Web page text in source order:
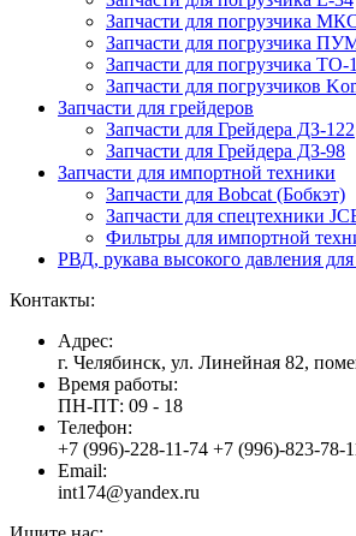
Запчасти для погрузчика
Запчасти для погрузчика
Запчасти для погрузчика ТО-
Запчасти для погрузчиков
Запчасти для грейдеров
Запчасти для Грейдера ДЗ-122
Запчасти для Грейдера ДЗ-98
Запчасти для импортной техники
Запчасти для Bobcat (Бобкэт)
Запчасти для спецтехники
Фильтры для импортной
РВД, рукава высокого давления
Контакты:
Адрес:
г. Челябинск, ул. Линейная 82,
Время работы:
ПН-ПТ: 09 - 18
Телефон:
+7 (996)-228-11-74 +7 (996)-823-78-
Email:
int174@yandex.ru